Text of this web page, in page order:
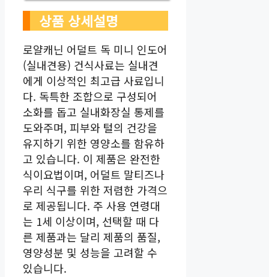
상품 상세설명
로얄캐닌 어덜트 독 미니 인도어
(실내견용) 건식사료는 실내견
에게 이상적인 최고급 사료입니
다. 독특한 조합으로 구성되어
소화를 돕고 실내화장실 통제를
도와주며, 피부와 털의 건강을
유지하기 위한 영양소를 함유하
고 있습니다. 이 제품은 완전한
식이요법이며, 어덜트 말티즈나
우리 식구를 위한 저렴한 가격으
로 제공됩니다. 주 사용 연령대
는 1세 이상이며, 선택할 때 다
른 제품과는 달리 제품의 품질,
영양성분 및 성능을 고려할 수
있습니다.